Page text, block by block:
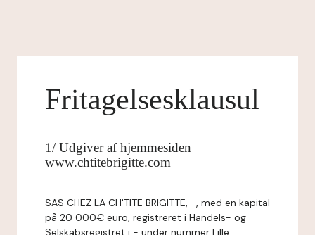
Fritagelsesklausul
1/ Udgiver af hjemmesiden
www.chtitebrigitte.com
SAS CHEZ LA CH'TITE BRIGITTE, -, med en kapital
på 20 000€ euro, registreret i Handels- og
Selskabsregistret i - under nummer Lille